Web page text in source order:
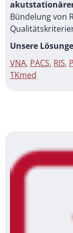
Bündelung von
Unsere
VNA, PACS, RIS,
TKmed